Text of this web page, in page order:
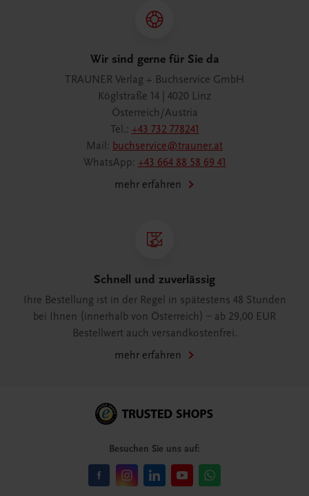
Wir sind gerne für Sie da
TRAUNER Verlag + Buchservice GmbH
Köglstraße 14 | 4020 Linz
Österreich/Austria
Tel.: +43 732 778241
Mail: buchservice@trauner.at
WhatsApp: +43 664 88 58 69 41
mehr erfahren
Schnell und zuverlässig
Ihre Bestellung ist in der Regel in spätestens 48 Stunden
bei Ihnen (innerhalb von Österreich) – ab 29,00 EUR
Bestellwert auch versandkostenfrei.
mehr erfahren
Besuchen Sie uns auf: